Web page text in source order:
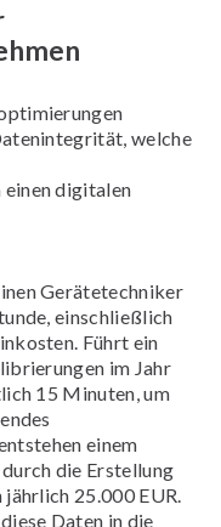
welche
digitalen
Gerätetechniker
einschließlich
Führt ein
im Jahr
15 Minuten, um
einem
die Erstellung
25.000 EUR.
Daten in die